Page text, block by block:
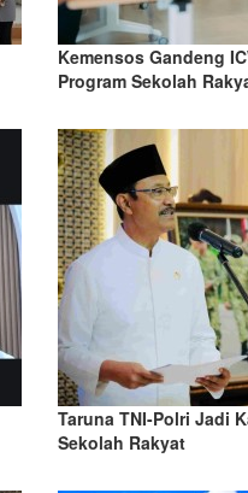
Kemensos Gandeng
Program Sekolah
Taruna TNI-Polri Jadi
Sekolah Rakyat